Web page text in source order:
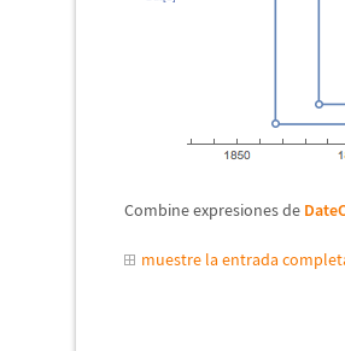
Combine expresiones de
muestre la entrada